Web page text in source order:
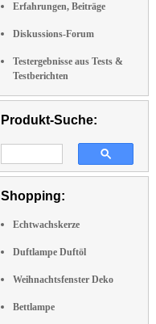
Erfahrungen, Beiträge
Diskussions-Forum
Testergebnisse aus Tests &
Testberichten
Produkt-Suche:
Shopping:
Echtwachskerze
Duftlampe Duftöl
Weihnachtsfenster Deko
Bettlampe